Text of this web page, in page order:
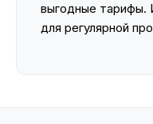
выгодные тарифы.
для регулярной